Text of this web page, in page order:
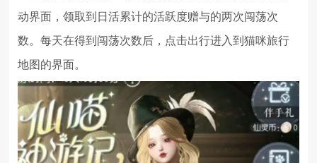
动界面，领取到日活累计的活跃度赠与的两次闯荡次
数。每天在得到闯荡次数后，点击出行进入到猫咪旅行
地图的界面。